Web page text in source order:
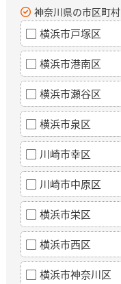
神奈川県の市区町
横浜市戸塚区
横浜市港南区
横浜市瀬谷区
横浜市泉区
川崎市幸区
川崎市中原区
横浜市栄区
横浜市西区
横浜市神奈川区